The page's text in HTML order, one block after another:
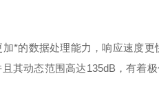
*的数据处理能力，响应速度更
其动态范围高达135dB ，有着